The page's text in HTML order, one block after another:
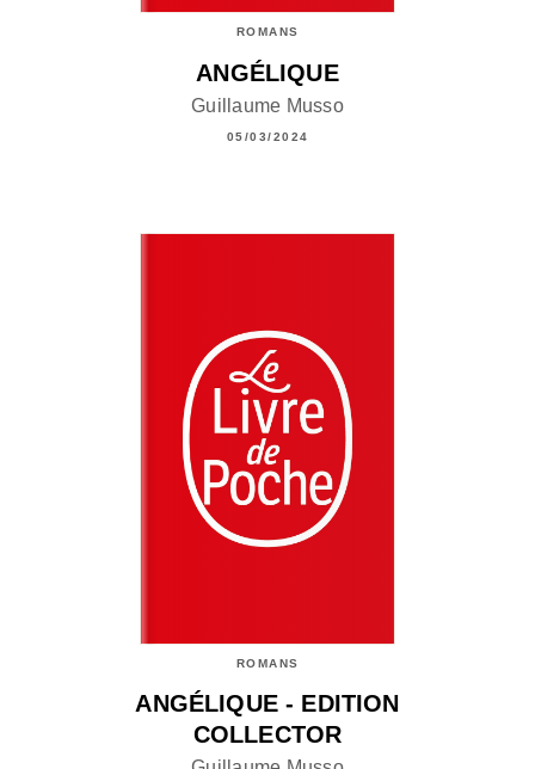
ROMANS
ANGÉLIQUE
Guillaume Musso
05/03/2024
ROMANS
ANGÉLIQUE - EDITION
COLLECTOR